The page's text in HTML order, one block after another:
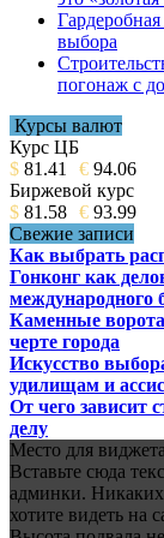
выбора
погонаж с
Курсы валют
Курс ЦБ
$ 81.41 € 94.06
Биржевой курс
$ 81.58 € 93.99
Свежие записи
Как выбрать
Гонконг как
международного
Каменные
черте города
Искусство
удилищам и
От чего зависит
делу
Место для виджета
Вставьте сюда
админки.
хотите видеть на